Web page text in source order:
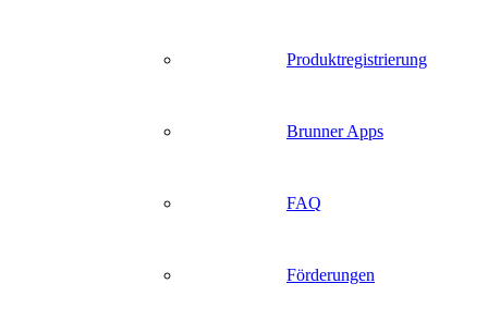
Produktregistrierung
Brunner Apps
FAQ
Förderungen